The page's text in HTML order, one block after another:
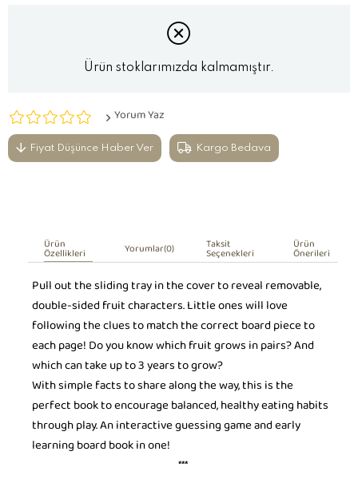
Ürün stoklarımızda kalmamıştır.
Yorum Yaz
Fiyat Düşünce Haber Ver Kargo Bedava
Ürün
Özellikleri Yorumlar(0) Taksit
Seçenekleri Ürün
Önerileri
Pull out the sliding tray in the cover to reveal removable,
double-sided fruit characters. Little ones will love
following the clues to match the correct board piece to
each page! Do you know which fruit grows in pairs? And
which can take up to 3 years to grow?
With simple facts to share along the way, this is the
perfect book to encourage balanced, healthy eating habits
through play. An interactive guessing game and early
learning board book in one!
***